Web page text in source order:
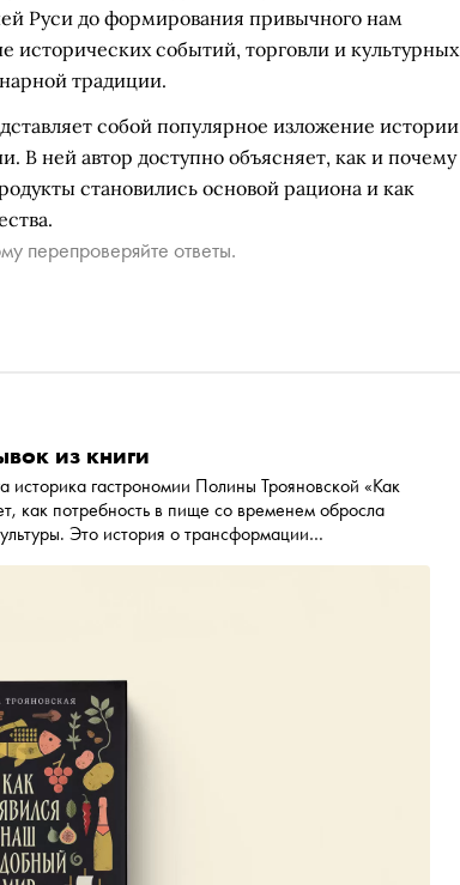
Руси до формирования привычного нам
исторических событий, торговли и культурных
традиции.
собой популярное изложение истории
В ней автор доступно объясняет, как и почему
становились основой рациона и как
перепроверяйте ответы.
из книги
историка гастрономии Полины Трояновской «Как
как потребность в пище со временем обросла
Это история о трансформации